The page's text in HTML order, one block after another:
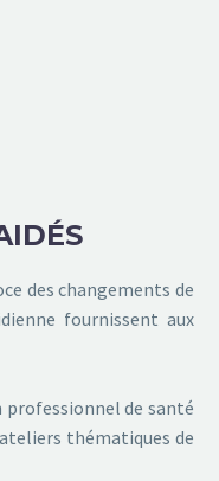
des changements de
fournissent aux
professionnel de santé
thématiques de